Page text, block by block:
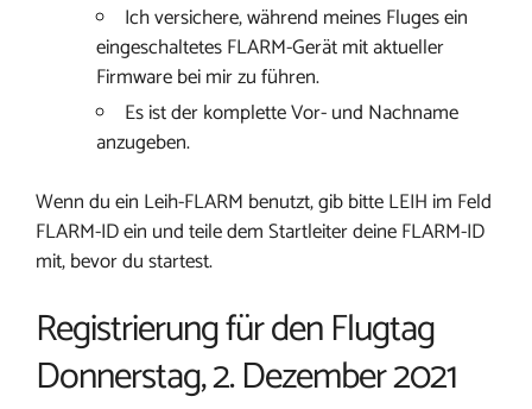
Ich versichere, während meines Fluges ein
eingeschaltetes FLARM-Gerät mit aktueller
Firmware bei mir zu führen.
Es ist der komplette Vor- und Nachname
anzugeben.
Wenn du ein Leih-FLARM benutzt, gib bitte LEIH im Feld
FLARM-ID ein und teile dem Startleiter deine FLARM-ID
mit, bevor du startest.
Registrierung für den Flugtag
Donnerstag, 2. Dezember 2021